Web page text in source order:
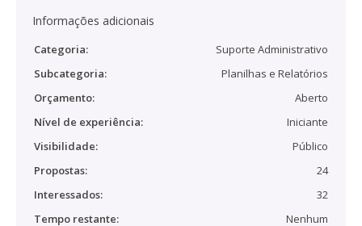
Informações adicionais
Categoria:
Suporte Administrativo
Subcategoria:
Planilhas e Relatórios
Orçamento:
Aberto
Nível de experiência:
Iniciante
Visibilidade:
Público
Propostas:
24
Interessados:
32
Tempo restante:
Nenhum